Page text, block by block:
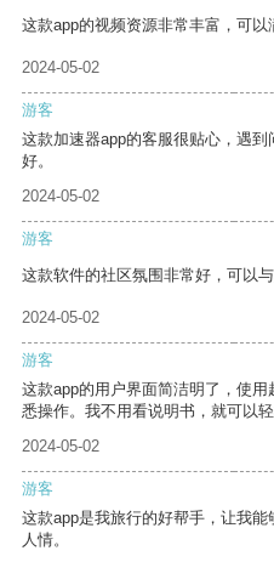
这款app的视频资源非常丰富，可以
2024-05-02
游客
这款加速器app的客服很贴心，遇
好。
2024-05-02
游客
这款软件的社区氛围非常好，可以
2024-05-02
游客
这款app的用户界面简洁明了，使
悉操作。我不用看说明书，就可以轻
2024-05-02
游客
这款app是我旅行的好帮手，让我
人情。